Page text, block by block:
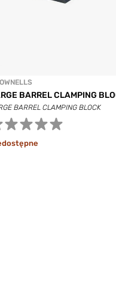
BARREL CLAMPING
BARREL CLAMPING BLOCK